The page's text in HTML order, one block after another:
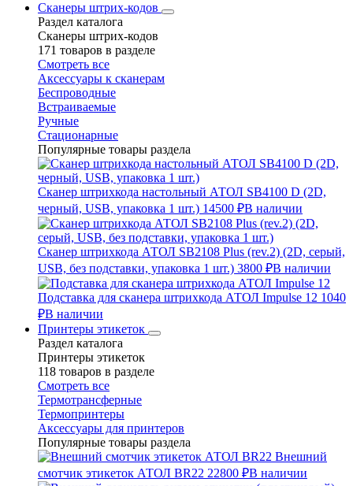
Сканеры штрих-кодов
Раздел каталога
Сканеры штрих-кодов
171 товаров в разделе
Смотреть все
Аксессуары к сканерам
Беспроводные
Встраиваемые
Ручные
Стационарные
Популярные товары раздела
Сканер штрихкода настольный АТОЛ SB4100 D (2D,
черный, USB, упаковка 1 шт.) 14500 ₽В наличии
Сканер штрихкода АТОЛ SB2108 Plus (rev.2) (2D, серый,
USB, без подставки, упаковка 1 шт.) 3800 ₽В наличии
Подставка для сканера штрихкода АТОЛ Impulse 12 1040
₽В наличии
Принтеры этикеток
Раздел каталога
Принтеры этикеток
118 товаров в разделе
Смотреть все
Термотрансферные
Термопринтеры
Аксессуары для принтеров
Популярные товары раздела
Внешний
смотчик этикеток АТОЛ BR22 22800 ₽В наличии